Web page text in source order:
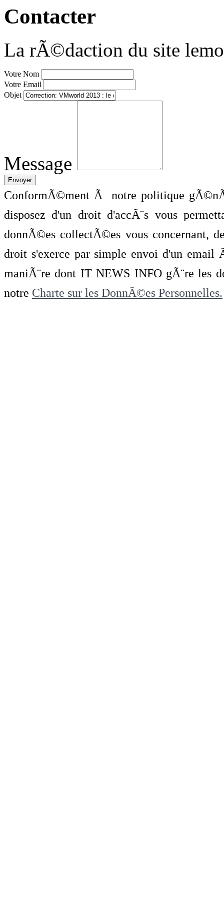
Contacter
La rÃ©daction du site
Votre Nom
Votre Email
Objet
Message
ConformÃ©ment Ã notre politique
disposez d'un droit d'accÃ¨s vous
donnÃ©es collectÃ©es vous concernant,
droit s'exerce par simple envoi d'un
maniÃ¨re dont IT NEWS INFO gÃ¨re les
notre Charte sur les DonnÃ©es Personnelles.